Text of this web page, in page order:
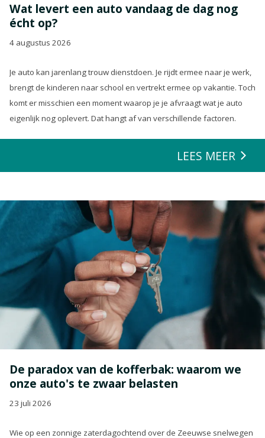
Wat levert een auto vandaag de dag nog
écht op?
4 augustus 2026
Je auto kan jarenlang trouw dienstdoen. Je rijdt ermee naar je werk,
brengt de kinderen naar school en vertrekt ermee op vakantie. Toch
komt er misschien een moment waarop je je afvraagt wat je auto
eigenlijk nog oplevert. Dat hangt af van verschillende factoren.
LEES MEER
De paradox van de kofferbak: waarom we
onze auto's te zwaar belasten
23 juli 2026
Wie op een zonnige zaterdagochtend over de Zeeuwse snelwegen